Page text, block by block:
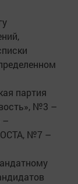
партия
№3 –
–
№7 –